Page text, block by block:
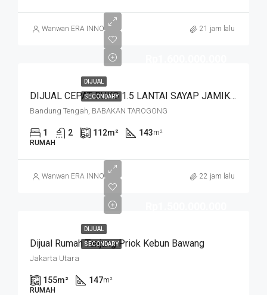
Wanwan ERA INNO 21 jam lalu
DIJUAL
SECONDARY DIJUAL CEPAT RUKO 1.5 LANTAI SAYAP JAMIKA MASUK HNYA 30 MTR DR JALAN MAIN ROAD JAMIKA HARGA MURAHHH. JL BABAKAN TAROGONG
Bandung Tengah, BABAKAN TAROGONG
1 2 112m² 143m²
RUMAH
Wanwan ERA INNO 22 jam lalu
DIJUAL
SECONDARY
Dijual Rumah Tanjung Priok Kebun Bawang
Jakarta Utara
155m² 147m²
RUMAH